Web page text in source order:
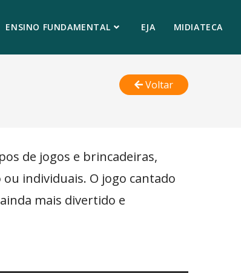
ENSINO FUNDAMENTAL EJA MIDIATECA
Voltar
de jogos e brincadeiras,
individuais. O jogo cantado
mais divertido e